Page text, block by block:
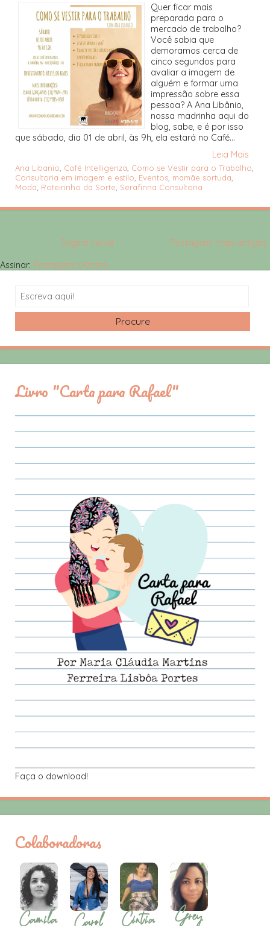
Quer ficar mais
preparada para o
mercado de trabalho?
Você sabia que
demoramos cerca de
cinco segundos para
avaliar a imagem de
alguém e formar uma
impressão sobre essa
pessoa? A Ana Libânio,
nossa madrinha aqui do
blog, sabe, e é por isso
que sábado, dia 01 de abril, às 9h, ela estará no Café...
Leia Mais
Ana Libanio, Café Intelligenza, Como se Vestir para o Trabalho,
Consultoria em imagem e estilo, Eventos, mamãe sortuda,
Moda, Roteirinho da Sorte, Serafinna Consultoria
Postagens mais antigas
Página inicial
Assinar: Postagens (Atom)
Search
Livro "Carta para Rafael"
Faça o download!
Colaboradoras